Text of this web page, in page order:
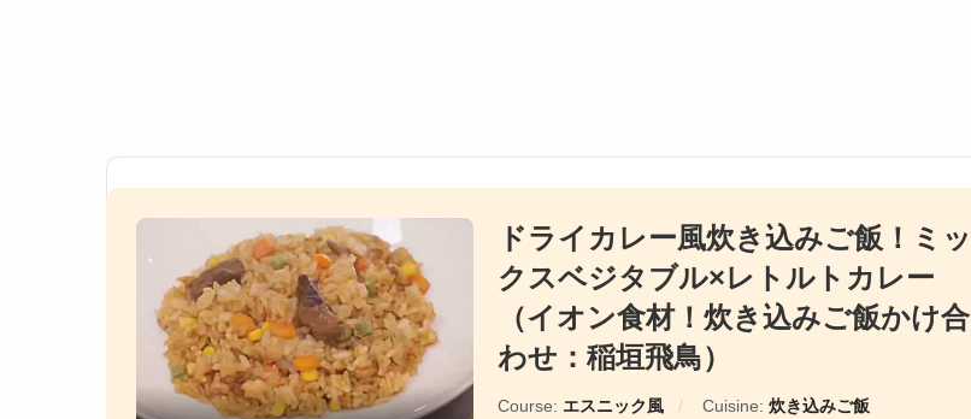
ドライカレー風炊き込みご飯！ミッ
クスベジタブル×レトルトカレー
（イオン食材！炊き込みご飯かけ合
わせ：稲垣飛鳥）
Course: エスニック風 Cuisine: 炊き込みご飯